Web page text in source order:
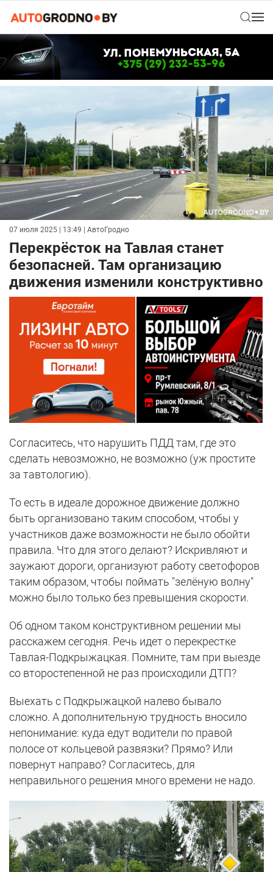
07 июля 2025 | 13:49 | АвтоГродно
Перекрёсток на Тавлая станет
безопасней. Там организацию
движения изменили конструктивно
Согласитесь, что нарушить ПДД там, где это
сделать невозможно, не возможно (уж простите
за тавтологию).
То есть в идеале дорожное движение должно
быть организовано таким способом, чтобы у
участников даже возможности не было обойти
правила. Что для этого делают? Искривляют и
заужают дороги, организуют работу светофоров
таким образом, чтобы поймать "зелёную волну"
можно было только без превышения скорости.
Об одном таком конструктивном решении мы
расскажем сегодня. Речь идет о перекрестке
Тавлая-Подкрыжацкая. Помните, там при выезде
со второстепенной не раз происходили ДТП?
Выехать с Подкрыжацкой налево бывало
сложно. А дополнительную трудность вносило
непонимание: куда едут водители по правой
полосе от кольцевой развязки? Прямо? Или
повернут направо? Согласитесь, для
неправильного решения много времени не надо.